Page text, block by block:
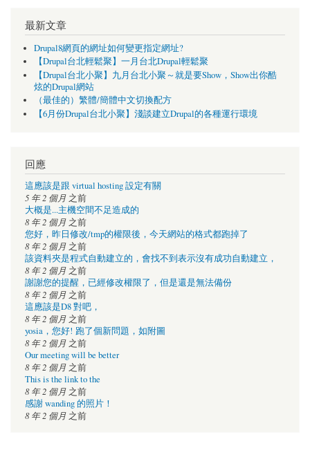
最新文章
Drupal8網頁的網址如何變更指定網址?
【Drupal台北輕鬆聚】一月台北Drupal輕鬆聚
【Drupal台北小聚】九月台北小聚～就是要Show，Show出你酷
炫的Drupal網站
（最佳的）繁體/簡體中文切換配方
【6月份Drupal台北小聚】淺談建立Drupal的各種運行環境
回應
這應該是跟 virtual hosting 設定有關
5 年 2 個月 之前
大概是...主機空間不足造成的
8 年 2 個月 之前
您好，昨日修改/tmp的權限後，今天網站的格式都跑掉了
8 年 2 個月 之前
該資料夾是程式自動建立的，會找不到表示沒有成功自動建立，
8 年 2 個月 之前
謝謝您的提醒，已經修改權限了，但是還是無法備份
8 年 2 個月 之前
這應該是D8 對吧，
8 年 2 個月 之前
yosia，您好! 跑了個新問題，如附圖
8 年 2 個月 之前
Our meeting will be better
8 年 2 個月 之前
This is the link to the
8 年 2 個月 之前
感謝 wanding 的照片！
8 年 2 個月 之前